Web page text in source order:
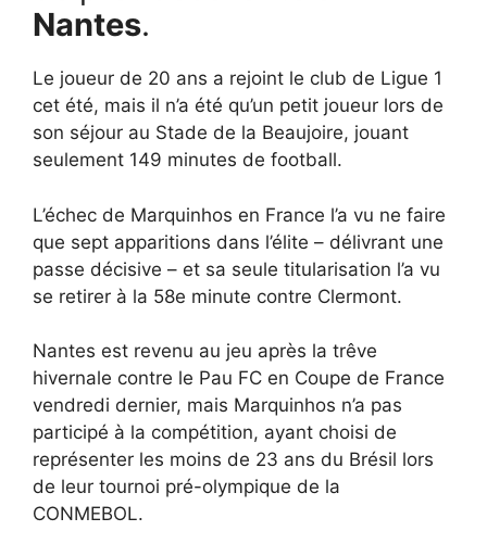
Nantes.
Le joueur de 20 ans a rejoint le club de Ligue 1
cet été, mais il n’a été qu’un petit joueur lors de
son séjour au Stade de la Beaujoire, jouant
seulement 149 minutes de football.
L’échec de Marquinhos en France l’a vu ne faire
que sept apparitions dans l’élite – délivrant une
passe décisive – et sa seule titularisation l’a vu
se retirer à la 58e minute contre Clermont.
Nantes est revenu au jeu après la trêve
hivernale contre le Pau FC en Coupe de France
vendredi dernier, mais Marquinhos n’a pas
participé à la compétition, ayant choisi de
représenter les moins de 23 ans du Brésil lors
de leur tournoi pré-olympique de la
CONMEBOL.